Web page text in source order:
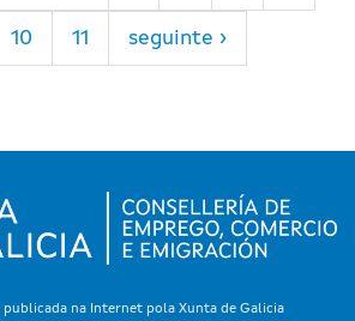
10 11 seguinte ›
publicada na Internet pola Xunta de Galicia